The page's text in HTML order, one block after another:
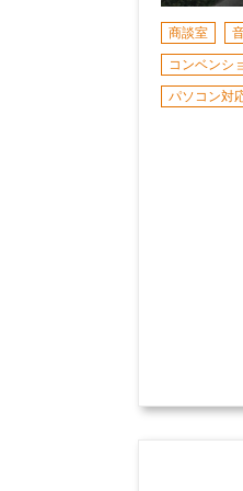
商談室
コンベンシ
パソコン対